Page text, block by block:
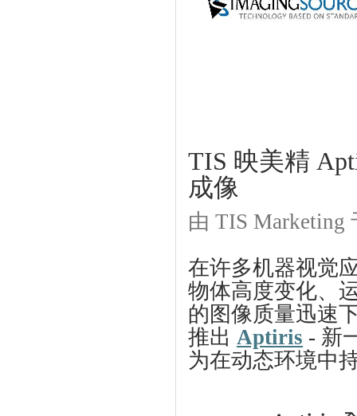
TIS 映美精
成像
由 TIS Marketing
在许多机器视觉
物体高度变化、
的图像质量迅速
推出 Aptiris - 新
为在动态环境中